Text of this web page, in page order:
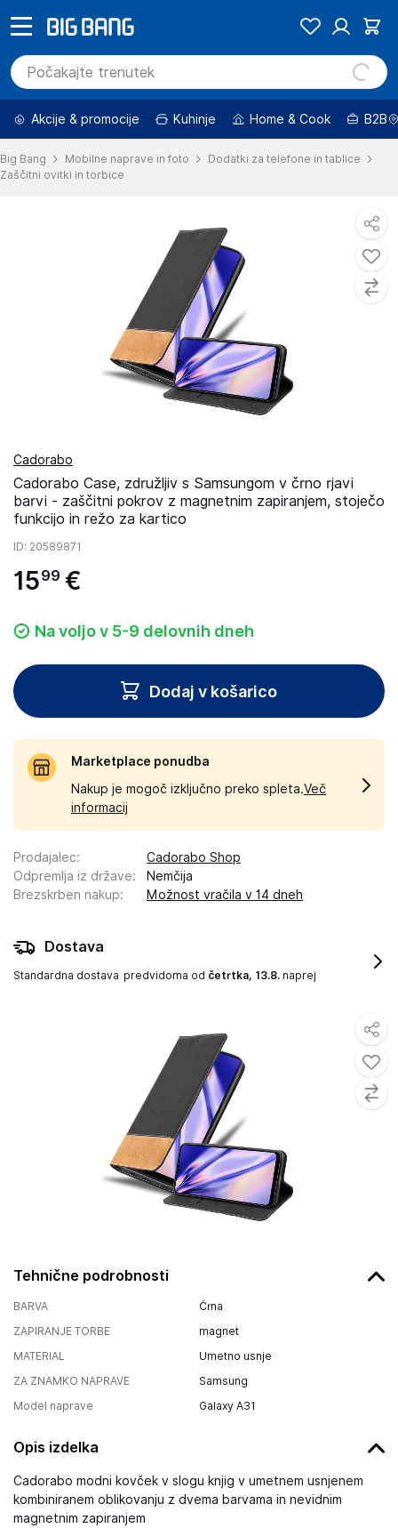
Akcije & promocije Kuhinje Home & Cook B2B
Big Bang Mobilne naprave in foto
Dodatki za telefone in tablice
Zaščitni ovitki in torbice
Tehnične podrobnosti
BARVA
Črna
ZAPIRANJE TORBE
magnet
MATERIAL
Umetno usnje
ZA ZNAMKO NAPRAVE
Samsung
Model naprave
Galaxy A31
Opis izdelka
Cadorabo modni kovček v slogu knjig v umetnem usnjenem
kombiniranem oblikovanju z dvema barvama in nevidnim
magnetnim zapiranjem
Cadorabo
Cadorabo Case, združljiv s Samsungom v črno rjavi
barvi - zaščitni pokrov z magnetnim zapiranjem, stoječo
funkcijo in režo za kartico
ID: 20589871
1599 €
Na voljo v 5-9 delovnih dneh
Dodaj v košarico
Marketplace ponudba
Nakup je mogoč izključno preko spleta.Več
informacij
Prodajalec:
Cadorabo Shop
Odpremlja iz države:
Nemčija
Brezskrben nakup: Možnost vračila v 14 dneh
Dostava
Standardna dostava predvidoma od četrtka, 13.8. naprej